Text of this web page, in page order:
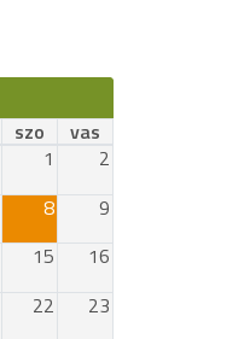
szo
vas
1
2
8
9
15
16
22
23